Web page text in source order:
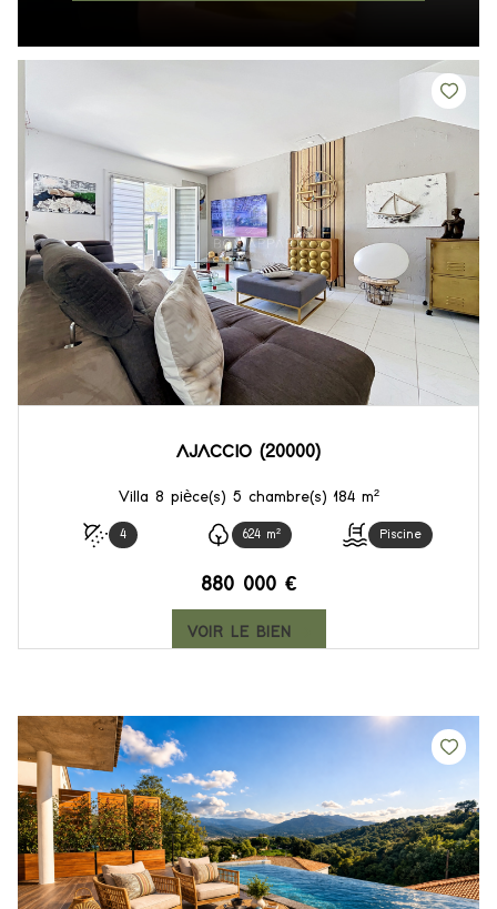
AJACCIO (20000)
Villa 8 pièce(s) 5 chambre(s) 184 m²
4 624 m² Piscine
880 000 €
VOIR LE BIEN